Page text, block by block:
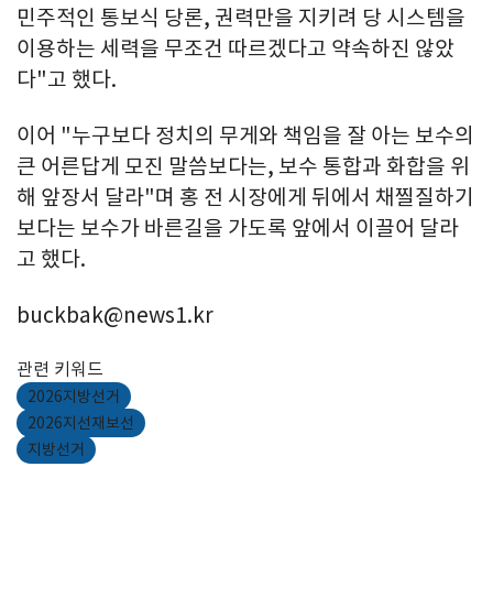
민주적인 통보식 당론, 권력만을 지키려 당 시스템을
이용하는 세력을 무조건 따르겠다고 약속하진 않았
다"고 했다.
이어 "누구보다 정치의 무게와 책임을 잘 아는 보수의
큰 어른답게 모진 말씀보다는, 보수 통합과 화합을 위
해 앞장서 달라"며 홍 전 시장에게 뒤에서 채찔질하기
보다는 보수가 바른길을 가도록 앞에서 이끌어 달라
고 했다.
buckbak@news1.kr
관련 키워드
2026지방선거
2026지선재보선
지방선거